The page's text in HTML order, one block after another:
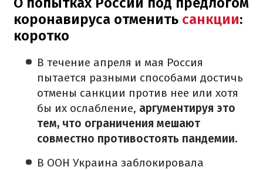
коронавируса отменить санкции:
коротко
В течение апреля и мая Россия
пытается разными способами достичь
отмены санкции против нее или хотя
бы их ослабление, аргументируя это
тем, что ограничения мешают
совместно противостоять пандемии.
В ООН Украина заблокировала